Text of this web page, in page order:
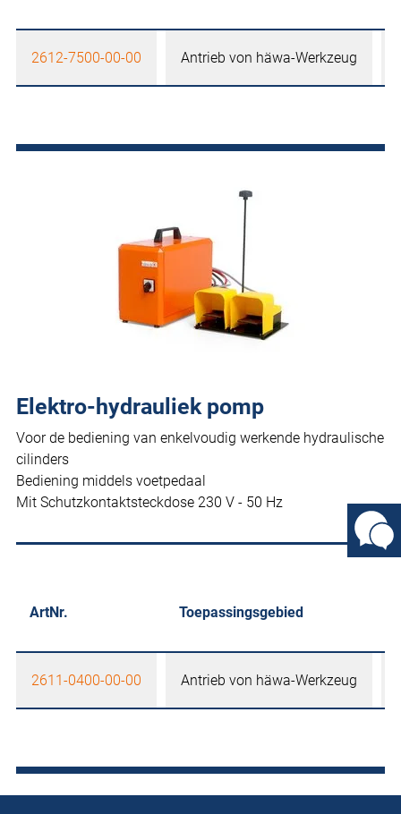
2612-7500-00-00 Antrieb von häwa-Werkzeug
Elektro-hydrauliek pomp
Voor de bediening van enkelvoudig werkende hydraulische
cilinders
Bediening middels voetpedaal
Mit Schutzkontaktsteckdose 230 V - 50 Hz
ArtNr. Toepassingsgebied
2611-0400-00-00 Antrieb von häwa-Werkzeug